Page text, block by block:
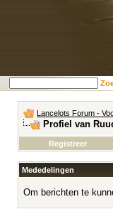
Lancelots Forum -
Profiel van
Registreer
Mededelingen
Om berichten te